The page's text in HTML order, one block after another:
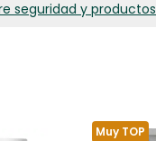
seguridad y productos
Muy TOP